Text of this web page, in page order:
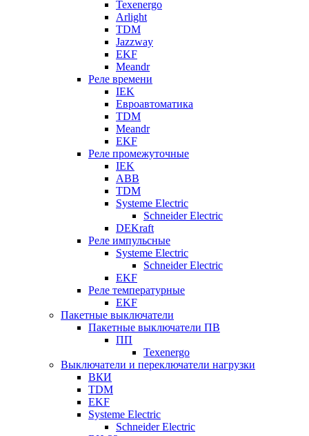
Texenergo
Arlight
TDM
Jazzway
EKF
Meandr
Реле времени
IEK
Евроавтоматика
TDM
Meandr
EKF
Реле промежуточные
IEK
ABB
TDM
Systeme Electric
Schneider Electric
DEKraft
Реле импульсные
Systeme Electric
Schneider Electric
EKF
Реле температурные
EKF
Пакетные выключатели
Пакетные выключатели ПВ
ПП
Texenergo
Выключатели и переключатели нагрузки
ВКИ
TDM
EKF
Systeme Electric
Schneider Electric